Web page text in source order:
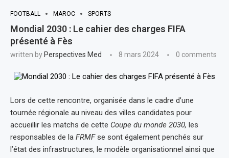
FOOTBALL MAROC SPORTS
Mondial 2030 : Le cahier des charges FIFA
présenté à Fès
written by Perspectives Med 8 mars 2024 0 comments
Lors de cette rencontre, organisée dans le cadre d’une
tournée régionale au niveau des villes candidates pour
accueillir les matchs de cette Coupe du monde 2030, les
responsables de la FRMFse sont également penchés sur
l’état des infrastructures, le modèle organisationnel ainsi que